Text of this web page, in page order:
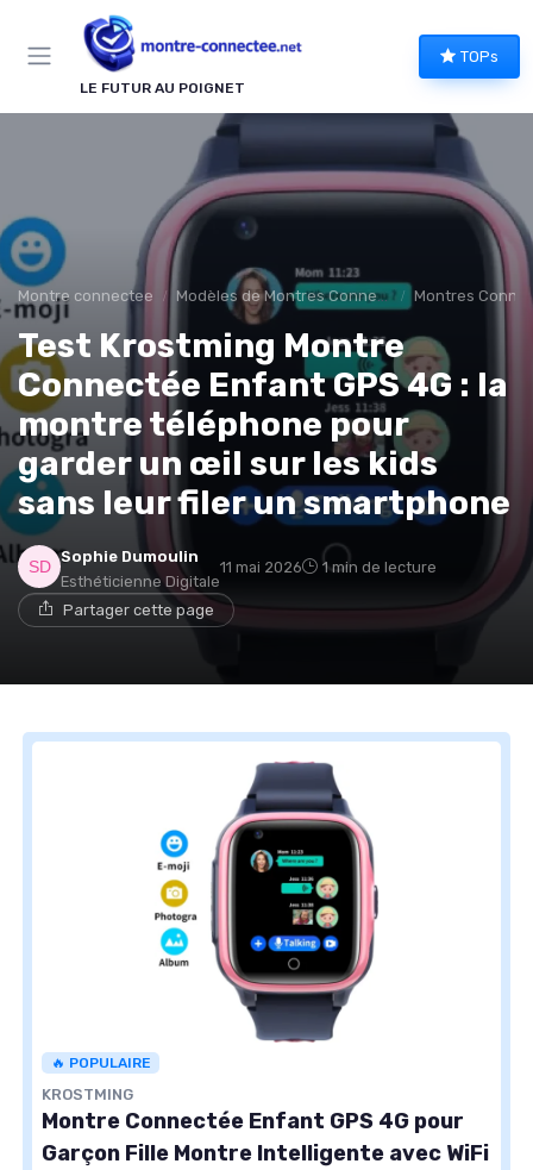
LE FUTUR AU POIGNET
TOPs
Montre connectee Modèles de Montres Connectées Montres
Test Krostming Montre
Connectée Enfant GPS 4G : la
montre téléphone pour
garder un œil sur les kids
sans leur filer un smartphone
Sophie Dumoulin
Esthéticienne Digitale
11 mai 2026 1 min de lecture
Partager cette page
🔥 POPULAIRE
KROSTMING
Montre Connectée Enfant GPS 4G pour
Garçon Fille Montre Intelligente avec WiFi
Panneau de gestion des cookies